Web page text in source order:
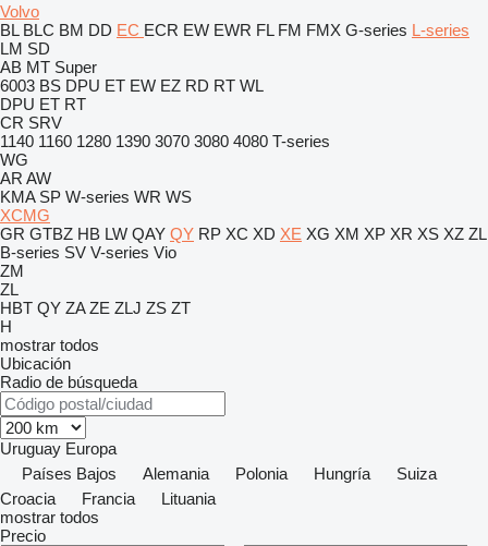
Volvo
BL BLC BM DD EC ECR EW EWR FL FM FMX G-series L-series
LM SD
AB MT Super
6003 BS DPU ET EW EZ RD RT WL
DPU ET RT
CR SRV
1140 1160 1280 1390 3070 3080 4080 T-series
WG
AR AW
KMA SP W-series WR WS
XCMG
GR GTBZ HB LW QAY QY RP XC XD XE XG XM XP XR XS XZ ZL
B-series SV V-series Vio
ZM
ZL
HBT QY ZA ZE ZLJ ZS ZT
H
mostrar todos
Ubicación
Radio de búsqueda
Uruguay Europa
Países Bajos
Alemania Polonia Hungría
Suiza
Croacia
Francia
Lituania
mostrar todos
Precio